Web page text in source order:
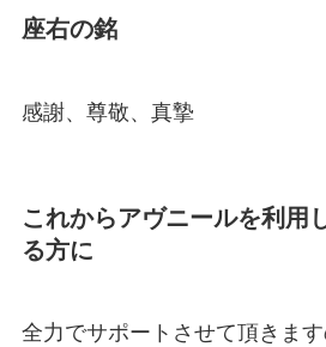
座右の銘
感謝、尊敬、真摯
これからアヴニールを利用
る方に
全力でサポートさせて頂きま